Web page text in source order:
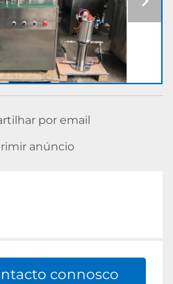
por email
anúncio
connosco